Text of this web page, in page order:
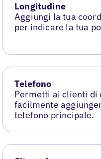
Longitudine
Aggiungi la tua
per indicare la tua
Telefono
Permetti ai clienti di
facilmente
telefono principale.